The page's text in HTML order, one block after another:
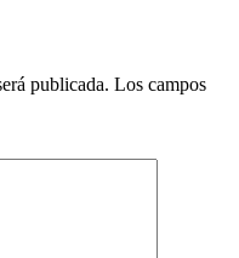
publicada. Los campos